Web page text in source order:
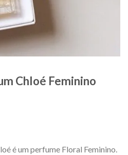
Chloé Feminino
é um perfume Floral Feminino.